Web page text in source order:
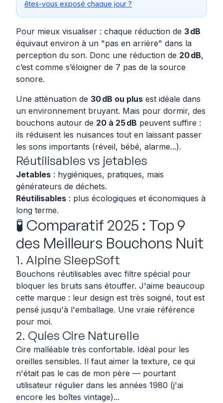
êtes-vous exposé chaque jour ?
Pour mieux visualiser : chaque réduction de 3 dB
équivaut environ à un "pas en arrière" dans la
perception du son. Donc une réduction de 20 dB,
c’est comme s’éloigner de 7 pas de la source
sonore.
Une atténuation de 30 dB ou plus est idéale dans
un environnement bruyant. Mais pour dormir, des
bouchons autour de 20 à 25 dB peuvent suffire :
ils réduisent les nuisances tout en laissant passer
les sons importants (réveil, bébé, alarme...).
Réutilisables vs jetables
Jetables : hygiéniques, pratiques, mais
générateurs de déchets.
Réutilisables : plus écologiques et économiques à
long terme.
🧪 Comparatif 2025 : Top 9
des Meilleurs Bouchons Nuit
1. Alpine SleepSoft
Bouchons réutilisables avec filtre spécial pour
bloquer les bruits sans étouffer. J'aime beaucoup
cette marque : leur design est très soigné, tout est
pensé jusqu'à l'emballage. Une vraie référence
pour moi.
2. Quies Cire Naturelle
Cire malléable très confortable. Idéal pour les
oreilles sensibles. Il faut aimer la texture, ce qui
n'était pas le cas de mon père — pourtant
utilisateur régulier dans les années 1980 (j'ai
encore les boîtes vintage)...